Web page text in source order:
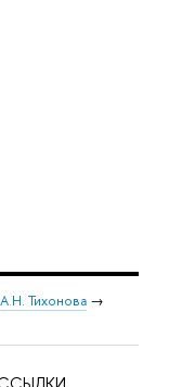
Тихонова →